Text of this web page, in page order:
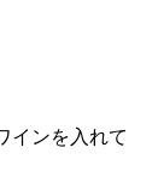
インを入れて